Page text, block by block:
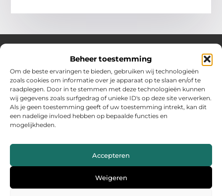
Beheer toestemming
Om de beste ervaringen te bieden, gebruiken wij technologieën
zoals cookies om informatie over je apparaat op te slaan en/of te
raadplegen. Door in te stemmen met deze technologieën kunnen
wij gegevens zoals surfgedrag of unieke ID's op deze site verwerken.
Als je geen toestemming geeft of uw toestemming intrekt, kan dit
een nadelige invloed hebben op bepaalde functies en
mogelijkheden.
Accepteren
Weigeren
Over Hollandwinkelt
Jouw bron voor inspiratie en handige tips voor het dagelijks
leven.
Verken een gevarieerde selectie blogs en artikelen boordevol
praktische adviezen en verrassende inzichten om het beste uit
elke dag te halen.